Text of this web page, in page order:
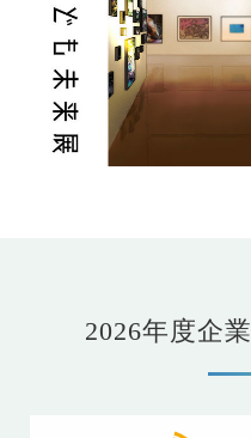
2026年度企